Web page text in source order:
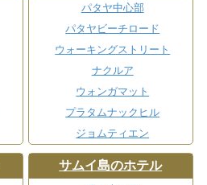
パタヤ中心部
パタヤビーチロード
ウォーキングストリート
ナクルア
ウォンガマット
プラタムナックヒル
ジョムティエン
サムイ島のホテル